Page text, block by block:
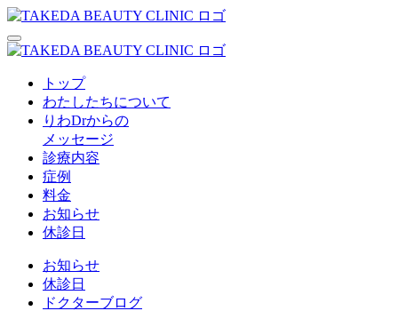
トップ
わたしたちについて
りわDrからの
メッセージ
診療内容
症例
料金
お知らせ
休診日
お知らせ
休診日
ドクターブログ